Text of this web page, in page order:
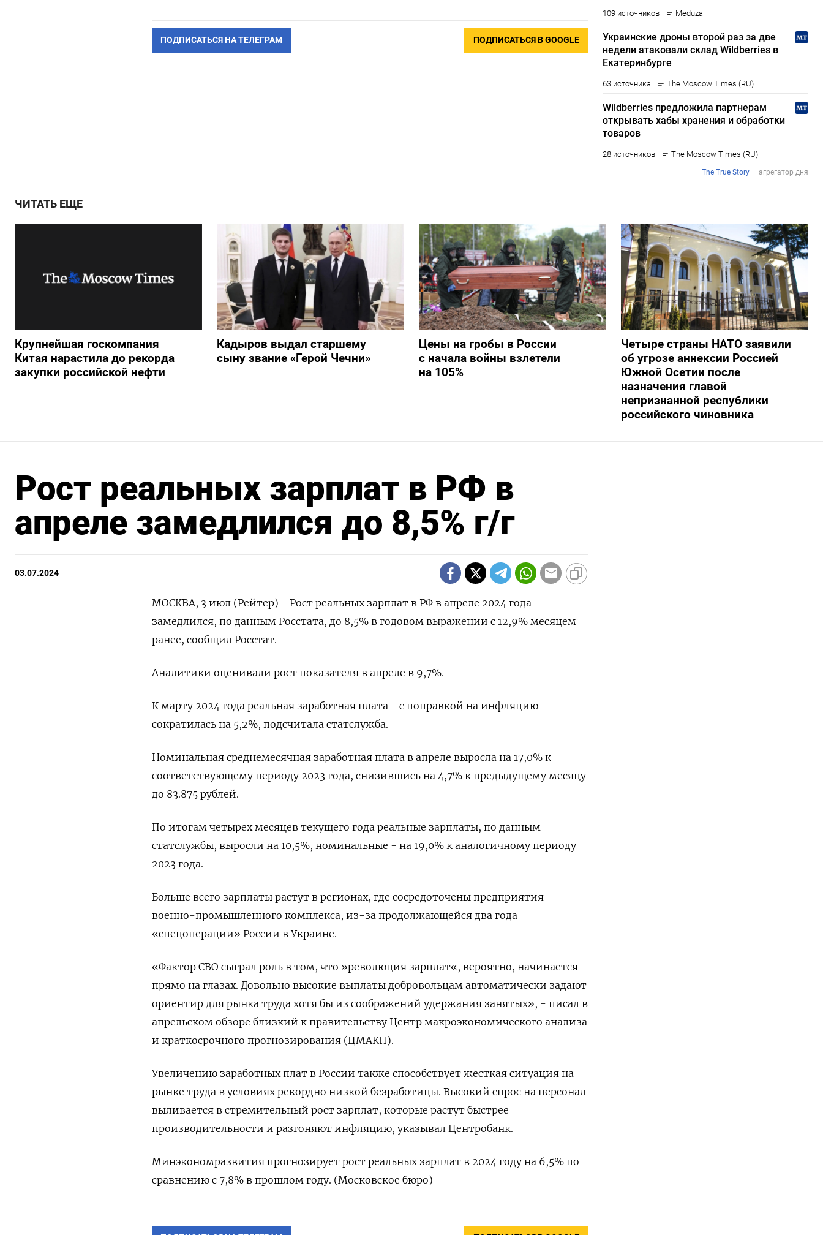
ПОДПИСАТЬСЯ НА ТЕЛЕГРАМ ПОДПИСАТЬСЯ В GOOGLE
ЧИТАТЬ ЕЩЕ
Крупнейшая госкомпания
Китая нарастила до рекорда
закупки российской нефти
Кадыров выдал старшему
сыну звание «Герой Чечни»
Цены на гробы в России
с начала войны взлетели
на 105%
Четыре страны НАТО заявили
об угрозе аннексии Россией
Южной Осетии после
назначения главой
непризнанной республики
российского чиновника
Рост реальных зарплат в РФ в
апреле замедлился до 8,5% г/г
03.07.2024
МОСКВА, 3 июл (Рейтер) - Рост реальных зарплат в РФ в апреле 2024 года
замедлился, по данным Росстата, до 8,5% в годовом выражении с 12,9% месяцем
ранее, сообщил Росстат.
Аналитики оценивали рост показателя в апреле в 9,7%.
К марту 2024 года реальная заработная плата - с поправкой на инфляцию -
сократилась на 5,2%, подсчитала статслужба.
Номинальная среднемесячная заработная плата в апреле выросла на 17,0% к
соответствующему периоду 2023 года, снизившись на 4,7% к предыдущему месяцу
до 83.875 рублей.
По итогам четырех месяцев текущего года реальные зарплаты, по данным
статслужбы, выросли на 10,5%, номинальные - на 19,0% к аналогичному периоду
2023 года.
Больше всего зарплаты растут в регионах, где сосредоточены предприятия
военно-промышленного комплекса, из-за продолжающейся два года
«спецоперации» России в Украине.
«Фактор СВО сыграл роль в том, что »революция зарплат«, вероятно, начинается
прямо на глазах. Довольно высокие выплаты добровольцам автоматически задают
ориентир для рынка труда хотя бы из соображений удержания занятых», - писал в
апрельском обзоре близкий к правительству Центр макроэкономического анализа
и краткосрочного прогнозирования (ЦМАКП).
Увеличению заработных плат в России также способствует жесткая ситуация на
рынке труда в условиях рекордно низкой безработицы. Высокий спрос на персонал
выливается в стремительный рост зарплат, которые растут быстрее
производительности и разгоняют инфляцию, указывал Центробанк.
Минэкономразвития прогнозирует рост реальных зарплат в 2024 году на 6,5% по
сравнению с 7,8% в прошлом году. (Московское бюро)